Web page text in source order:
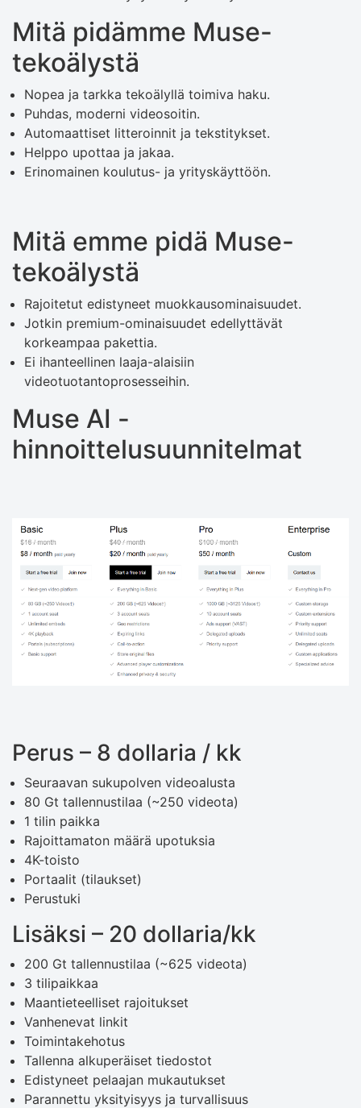
Mitä pidämme Muse-
tekoälystä
Nopea ja tarkka tekoälyllä toimiva haku.
Puhdas, moderni videosoitin.
Automaattiset litteroinnit ja tekstitykset.
Helppo upottaa ja jakaa.
Erinomainen koulutus- ja yrityskäyttöön.
Mitä emme pidä Muse-
tekoälystä
Rajoitetut edistyneet muokkausominaisuudet.
Jotkin premium-ominaisuudet edellyttävät
korkeampaa pakettia.
Ei ihanteellinen laaja-alaisiin
videotuotantoprosesseihin.
Muse AI -
hinnoittelusuunnitelmat
Perus – 8 dollaria / kk
Seuraavan sukupolven videoalusta
80 Gt tallennustilaa (~250 videota)
1 tilin paikka
Rajoittamaton määrä upotuksia
4K-toisto
Portaalit (tilaukset)
Perustuki
Lisäksi – 20 dollaria/kk
200 Gt tallennustilaa (~625 videota)
3 tilipaikkaa
Maantieteelliset rajoitukset
Vanhenevat linkit
Toimintakehotus
Tallenna alkuperäiset tiedostot
Edistyneet pelaajan mukautukset
Parannettu yksityisyys ja turvallisuus